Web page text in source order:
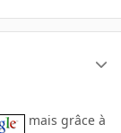
mais grâce à